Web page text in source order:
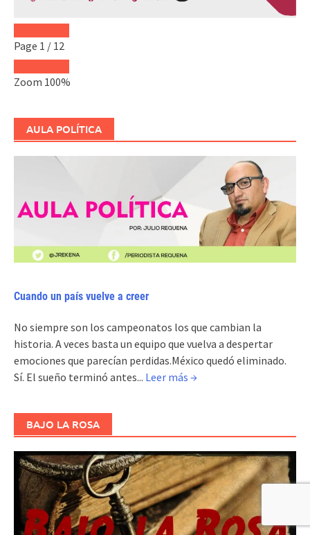
Page 1 / 12
Zoom 100%
AULA POLÍTICA
Cuando un país vuelve a creer
No siempre son los campeonatos los que cambian la
historia. A veces basta un equipo que vuelva a despertar
emociones que parecían perdidas.México quedó eliminado.
Sí. El sueño terminó antes... Leer más →
BAJO LA ROSA